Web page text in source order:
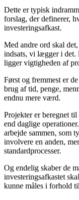
Dette er typisk
forslag, der definerer,
investeringsafkast.
Med andre ord skal
indsats, vi lægger i det.
ligger vigtigheden af
Først og fremmest er
brug af tid, penge,
endnu mere værd.
Projekter er beregnet
end daglige
arbejde sammen, som
involvere en anden,
standardprocesser.
Og endelig skaber de
investeringsafkastet
kunne måles i forhold